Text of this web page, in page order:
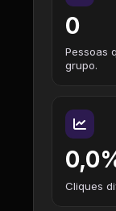
0
Pessoas
grupo.
Cliques